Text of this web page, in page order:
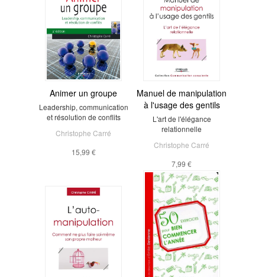
Animer un groupe
Leadership, communication
et résolution de conflits
Christophe Carré
15,99 €
Manuel de manipulation
à l'usage des gentils
L'art de l'élégance
relationnelle
Christophe Carré
7,99 €